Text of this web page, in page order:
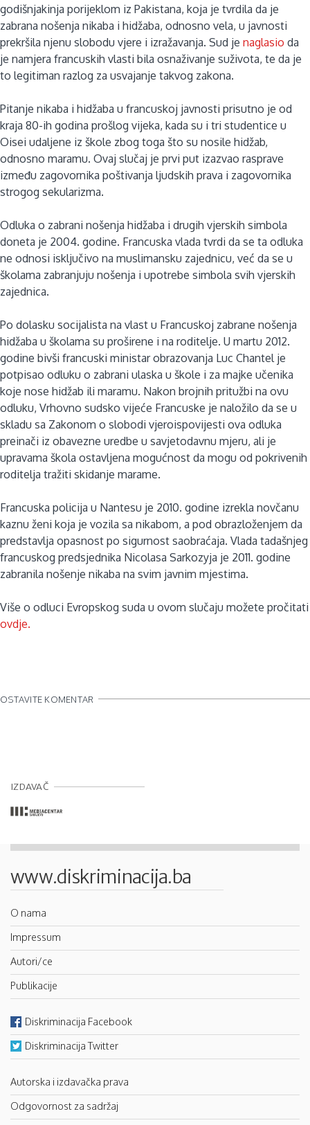
godišnjakinja porijeklom iz Pakistana, koja je tvrdila da je
zabrana nošenja nikaba i hidžaba, odnosno vela, u javnosti
prekršila njenu slobodu vjere i izražavanja. Sud je naglasio da
je namjera francuskih vlasti bila osnaživanje suživota, te da je
to legitiman razlog za usvajanje takvog zakona.
Pitanje nikaba i hidžaba u francuskoj javnosti prisutno je od
kraja 80-ih godina prošlog vijeka, kada su i tri studentice u
Oisei udaljene iz škole zbog toga što su nosile hidžab,
odnosno maramu. Ovaj slučaj je prvi put izazvao rasprave
između zagovornika poštivanja ljudskih prava i zagovornika
strogog sekularizma.
Odluka o zabrani nošenja hidžaba i drugih vjerskih simbola
doneta je 2004. godine. Francuska vlada tvrdi da se ta odluka
ne odnosi isključivo na muslimansku zajednicu, već da se u
školama zabranjuju nošenja i upotrebe simbola svih vjerskih
zajednica.
Po dolasku socijalista na vlast u Francuskoj zabrane nošenja
hidžaba u školama su proširene i na roditelje. U martu 2012.
godine bivši francuski ministar obrazovanja Luc Chantel je
potpisao odluku o zabrani ulaska u škole i za majke učenika
koje nose hidžab ili maramu. Nakon brojnih pritužbi na ovu
odluku, Vrhovno sudsko vijeće Francuske je naložilo da se u
skladu sa Zakonom o slobodi vjeroispovijesti ova odluka
preinači iz obavezne uredbe u savjetodavnu mjeru, ali je
upravama škola ostavljena mogućnost da mogu od pokrivenih
roditelja tražiti skidanje marame.
Francuska policija u Nantesu je 2010. godine izrekla novčanu
kaznu ženi koja je vozila sa nikabom, a pod obrazloženjem da
predstavlja opasnost po sigurnost saobraćaja. Vlada tadašnjeg
francuskog predsjednika Nicolasa Sarkozyja je 2011. godine
zabranila nošenje nikaba na svim javnim mjestima.
Više o odluci Evropskog suda u ovom slučaju možete pročitati
ovdje.
OSTAVITE KOMENTAR
IZDAVAČ
www.diskriminacija.ba
O nama
Impressum
Autori/ce
Publikacije
Diskriminacija Facebook
Diskriminacija Twitter
Autorska i izdavačka prava
Odgovornost za sadržaj